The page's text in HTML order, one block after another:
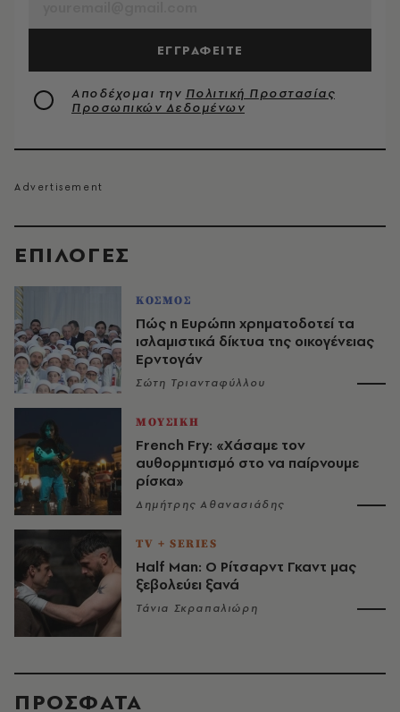
EΠΙΛΟΓΈΣ
ΚΟΣΜΟΣ
Πώς η Ευρώπη χρηματοδοτεί τα
ισλαμιστικά δίκτυα της οικογένειας
Ερντογάν
Σώτη Τριανταφύλλου
ΜΟΥΣΙΚΗ
French Fry: «Χάσαμε τον
αυθορμητισμό στο να παίρνουμε
ρίσκα»
Δημήτρης Αθανασιάδης
TV + SERIES
Half Man: Ο Ρίτσαρντ Γκαντ μας
ξεβολεύει ξανά
Τάνια Σκραπαλιώρη
ΕΓΓΡΑΦΕΙΤΕ
Αποδέχομαι την Πολιτική Προστασίας
Προσωπικών Δεδομένων
ΠΡΟΣΦΑΤΑ